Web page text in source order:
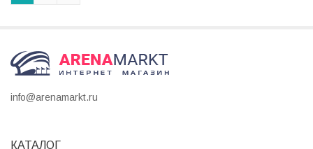
info@arenamarkt.ru
КАТАЛОГ